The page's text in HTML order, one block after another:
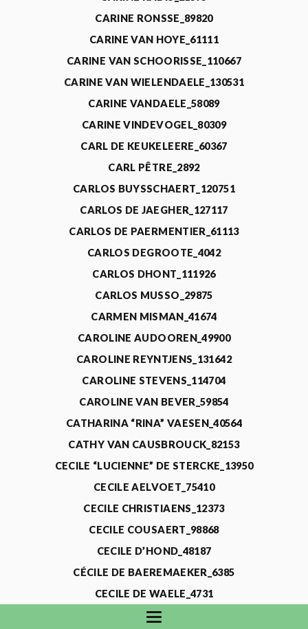
CARINE RONSSE_89820
CARINE VAN HOYE_61111
CARINE VAN SCHOORISSE_110667
CARINE VAN WIELENDAELE_130531
CARINE VANDAELE_58089
CARINE VINDEVOGEL_80309
CARL DE KEUKELEERE_60367
CARL PÊTRE_2892
CARLOS BUYSSCHAERT_120751
CARLOS DE JAEGHER_127117
CARLOS DE PAERMENTIER_61113
CARLOS DEGROOTE_4042
CARLOS DHONT_111926
CARLOS MUSSO_29875
CARMEN MISMAN_41674
CAROLINE AUDOOREN_49900
CAROLINE REYNTJENS_131642
CAROLINE STEVENS_114704
CAROLINE VAN BEVER_59854
CATHARINA “RINA” VAESEN_40564
CATHY VAN CAUSBROUCK_82153
CECILE “LUCIENNE” DE STERCKE_13950
CECILE AELVOET_75410
CECILE CHRISTIAENS_12373
CECILE COUSAERT_98868
CECILE D’HOND_48187
CÉCILE DE BAEREMAEKER_6385
CECILE DE WAELE_4731
CECILE DEVOS_115318